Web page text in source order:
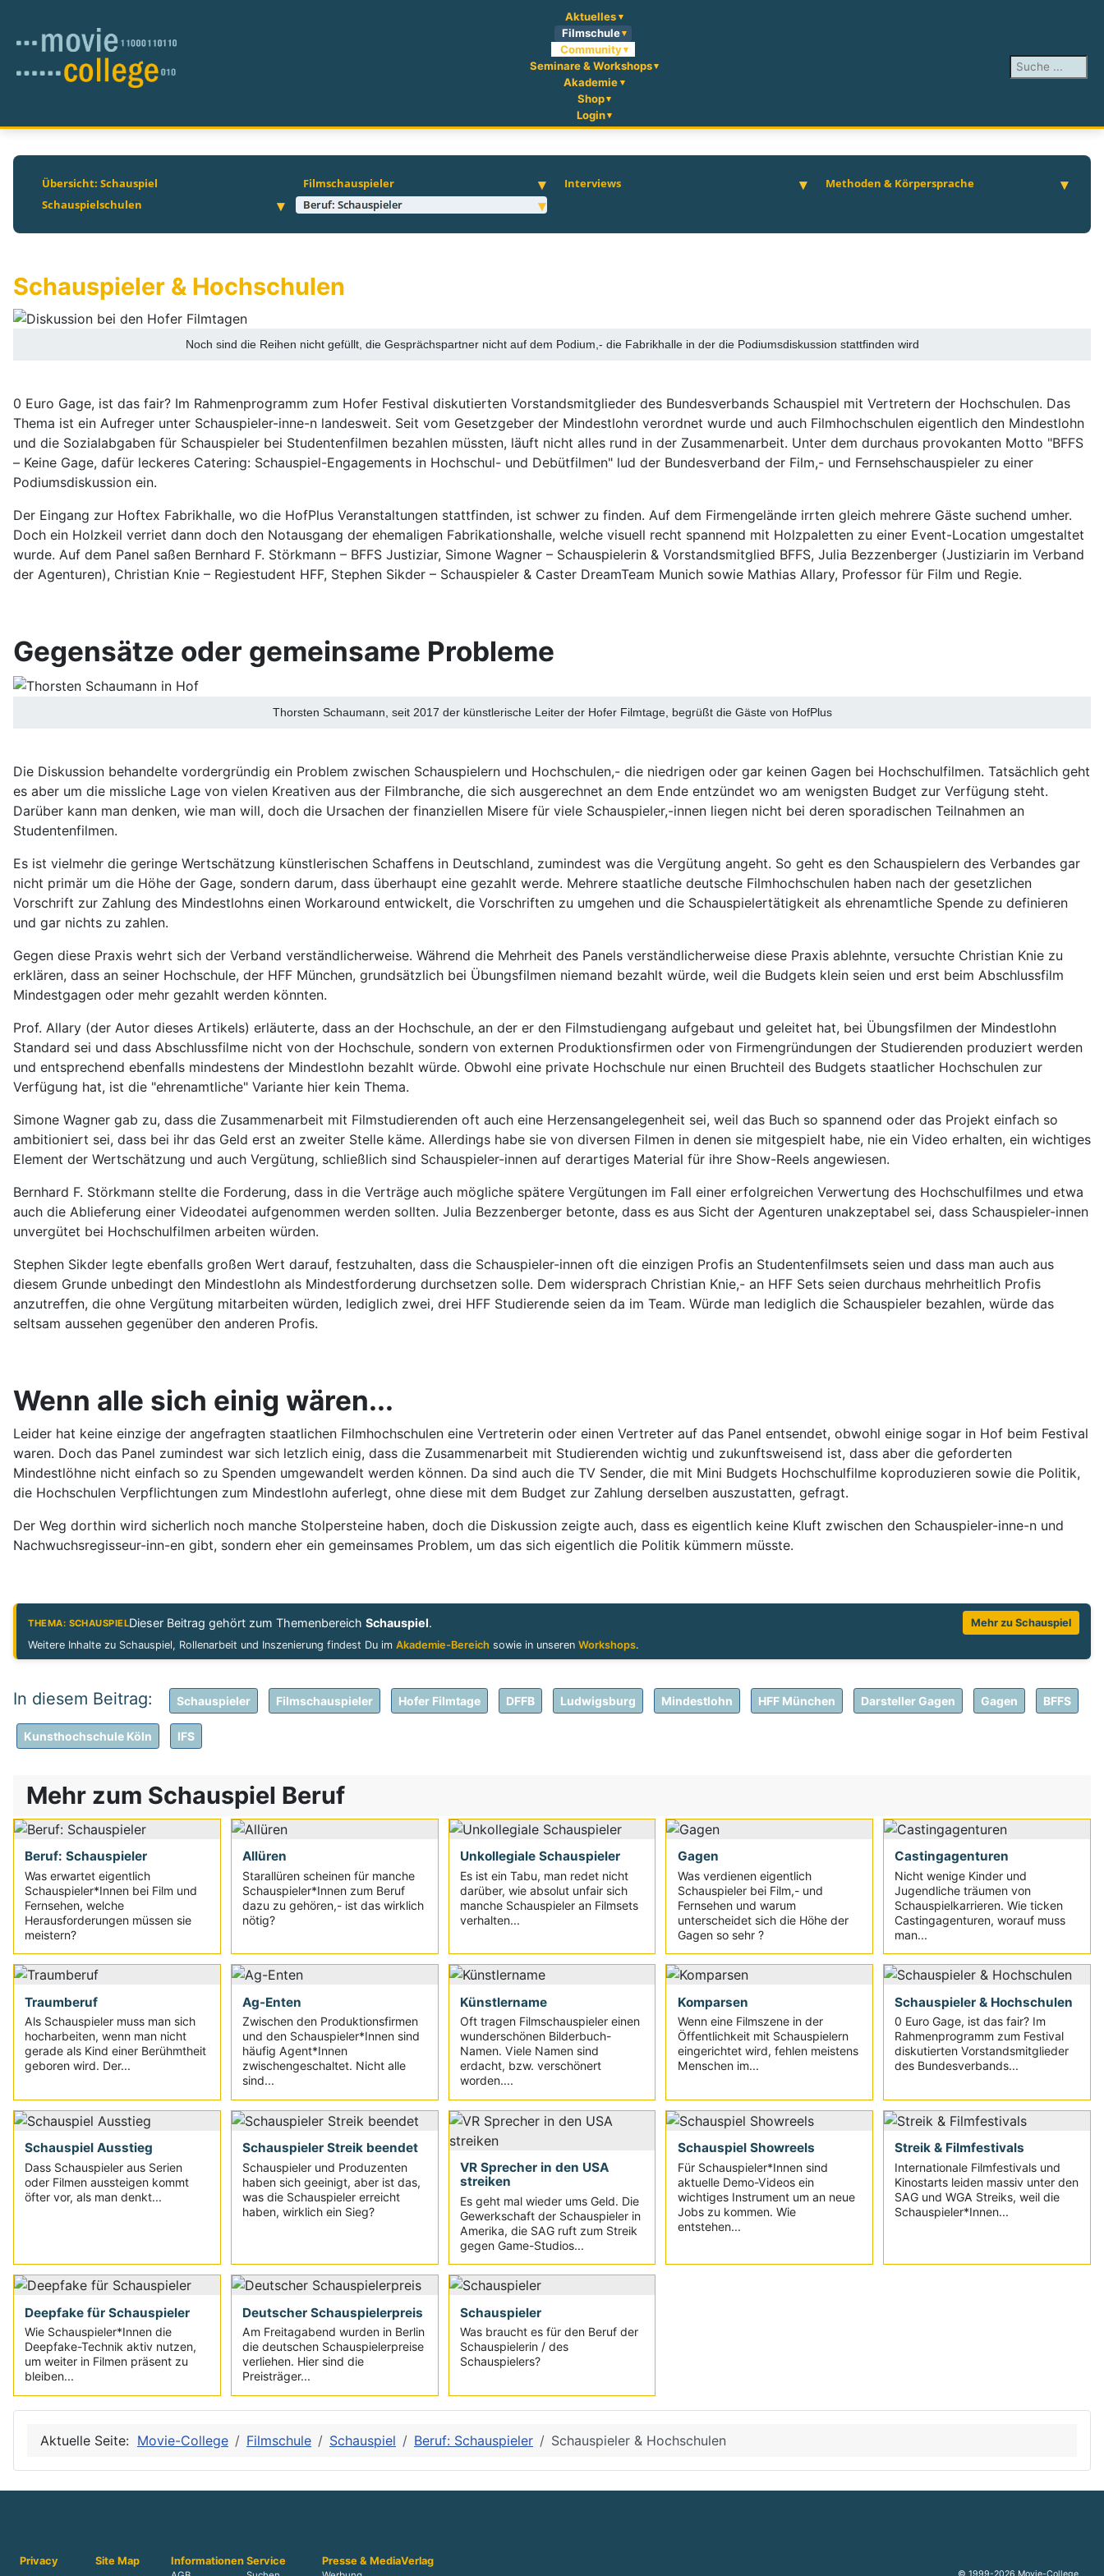
Aktuelles
Filmschule
Community
Seminare & Workshops
Akademie
Shop
Login
Suchen ...
Übersicht: Schauspiel Filmschauspieler Interviews
Methoden & Körpersprache
Schauspielschulen
Beruf: Schauspieler
Schauspieler & Hochschulen
Noch sind die Reihen nicht gefüllt, die Gesprächspartner nicht auf dem Podium,- die Fabrikhalle in der die Podiumsdiskussion stattfinden wird
0 Euro Gage, ist das fair? Im Rahmenprogramm zum Hofer Festival diskutierten Vorstandsmitglieder des Bundesverbands Schauspiel mit Vertretern der Hochschulen. Das
Thema ist ein Aufreger unter Schauspieler-inne-n landesweit. Seit vom Gesetzgeber der Mindestlohn verordnet wurde und auch Filmhochschulen eigentlich den Mindestlohn
und die Sozialabgaben für Schauspieler bei Studentenfilmen bezahlen müssten, läuft nicht alles rund in der Zusammenarbeit. Unter dem durchaus provokanten Motto "BFFS
– Keine Gage, dafür leckeres Catering: Schauspiel-Engagements in Hochschul- und Debütfilmen" lud der Bundesverband der Film,- und Fernsehschauspieler zu einer
Podiumsdiskussion ein.
Der Eingang zur Hoftex Fabrikhalle, wo die HofPlus Veranstaltungen stattfinden, ist schwer zu finden. Auf dem Firmengelände irrten gleich mehrere Gäste suchend umher.
Doch ein Holzkeil verriet dann doch den Notausgang der ehemaligen Fabrikationshalle, welche visuell recht spannend mit Holzpaletten zu einer Event-Location umgestaltet
wurde. Auf dem Panel saßen Bernhard F. Störkmann – BFFS Justiziar, Simone Wagner – Schauspielerin & Vorstandsmitglied BFFS, Julia Bezzenberger (Justiziarin im Verband
der Agenturen), Christian Knie – Regiestudent HFF, Stephen Sikder – Schauspieler & Caster DreamTeam Munich sowie Mathias Allary, Professor für Film und Regie.
Gegensätze oder gemeinsame Probleme
Thorsten Schaumann, seit 2017 der künstlerische Leiter der Hofer Filmtage, begrüßt die Gäste von HofPlus
Die Diskussion behandelte vordergründig ein Problem zwischen Schauspielern und Hochschulen,- die niedrigen oder gar keinen Gagen bei Hochschulfilmen. Tatsächlich geht
es aber um die missliche Lage von vielen Kreativen aus der Filmbranche, die sich ausgerechnet an dem Ende entzündet wo am wenigsten Budget zur Verfügung steht.
Darüber kann man denken, wie man will, doch die Ursachen der finanziellen Misere für viele Schauspieler,-innen liegen nicht bei deren sporadischen Teilnahmen an
Studentenfilmen.
Es ist vielmehr die geringe Wertschätzung künstlerischen Schaffens in Deutschland, zumindest was die Vergütung angeht. So geht es den Schauspielern des Verbandes gar
nicht primär um die Höhe der Gage, sondern darum, dass überhaupt eine gezahlt werde. Mehrere staatliche deutsche Filmhochschulen haben nach der gesetzlichen
Vorschrift zur Zahlung des Mindestlohns einen Workaround entwickelt, die Vorschriften zu umgehen und die Schauspielertätigkeit als ehrenamtliche Spende zu definieren
und gar nichts zu zahlen.
Gegen diese Praxis wehrt sich der Verband verständlicherweise. Während die Mehrheit des Panels verständlicherweise diese Praxis ablehnte, versuchte Christian Knie zu
erklären, dass an seiner Hochschule, der HFF München, grundsätzlich bei Übungsfilmen niemand bezahlt würde, weil die Budgets klein seien und erst beim Abschlussfilm
Mindestgagen oder mehr gezahlt werden könnten.
Prof. Allary (der Autor dieses Artikels) erläuterte, dass an der Hochschule, an der er den Filmstudiengang aufgebaut und geleitet hat, bei Übungsfilmen der Mindestlohn
Standard sei und dass Abschlussfilme nicht von der Hochschule, sondern von externen Produktionsfirmen oder von Firmengründungen der Studierenden produziert werden
und entsprechend ebenfalls mindestens der Mindestlohn bezahlt würde. Obwohl eine private Hochschule nur einen Bruchteil des Budgets staatlicher Hochschulen zur
Verfügung hat, ist die "ehrenamtliche" Variante hier kein Thema.
Simone Wagner gab zu, dass die Zusammenarbeit mit Filmstudierenden oft auch eine Herzensangelegenheit sei, weil das Buch so spannend oder das Projekt einfach so
ambitioniert sei, dass bei ihr das Geld erst an zweiter Stelle käme. Allerdings habe sie von diversen Filmen in denen sie mitgespielt habe, nie ein Video erhalten, ein wichtiges
Element der Wertschätzung und auch Vergütung, schließlich sind Schauspieler-innen auf derartiges Material für ihre Show-Reels angewiesen.
Bernhard F. Störkmann stellte die Forderung, dass in die Verträge auch mögliche spätere Vergütungen im Fall einer erfolgreichen Verwertung des Hochschulfilmes und etwa
auch die Ablieferung einer Videodatei aufgenommen werden sollten. Julia Bezzenberger betonte, dass es aus Sicht der Agenturen unakzeptabel sei, dass Schauspieler-innen
unvergütet bei Hochschulfilmen arbeiten würden.
Stephen Sikder legte ebenfalls großen Wert darauf, festzuhalten, dass die Schauspieler-innen oft die einzigen Profis an Studentenfilmsets seien und dass man auch aus
diesem Grunde unbedingt den Mindestlohn als Mindestforderung durchsetzen solle. Dem widersprach Christian Knie,- an HFF Sets seien durchaus mehrheitlich Profis
anzutreffen, die ohne Vergütung mitarbeiten würden, lediglich zwei, drei HFF Studierende seien da im Team. Würde man lediglich die Schauspieler bezahlen, würde das
seltsam aussehen gegenüber den anderen Profis.
Wenn alle sich einig wären...
Leider hat keine einzige der angefragten staatlichen Filmhochschulen eine Vertreterin oder einen Vertreter auf das Panel entsendet, obwohl einige sogar in Hof beim Festival
waren. Doch das Panel zumindest war sich letzlich einig, dass die Zusammenarbeit mit Studierenden wichtig und zukunftsweisend ist, dass aber die geforderten
Mindestlöhne nicht einfach so zu Spenden umgewandelt werden können. Da sind auch die TV Sender, die mit Mini Budgets Hochschulfilme koproduzieren sowie die Politik,
die Hochschulen Verpflichtungen zum Mindestlohn auferlegt, ohne diese mit dem Budget zur Zahlung derselben auszustatten, gefragt.
Der Weg dorthin wird sicherlich noch manche Stolpersteine haben, doch die Diskussion zeigte auch, dass es eigentlich keine Kluft zwischen den Schauspieler-inne-n und
Nachwuchsregisseur-inn-en gibt, sondern eher ein gemeinsames Problem, um das sich eigentlich die Politik kümmern müsste.
THEMA: SCHAUSPIELDieser Beitrag gehört zum ThemenbereichSchauspiel.
Mehr zu Schauspiel
Weitere Inhalte zu Schauspiel, Rollenarbeit und Inszenierung findest Du imAkademie-Bereich sowie in unserenWorkshops.
Schauspieler Filmschauspieler Hofer Filmtage DFFB Ludwigsburg Mindestlohn HFF München Darsteller Gagen Gagen BFFS
Kunsthochschule Köln IFS
Mehr zum Schauspiel Beruf
Beruf: Schauspieler
Was erwartet eigentlich
Schauspieler*Innen bei Film und
Fernsehen, welche
Herausforderungen müssen sie
meistern?
Allüren
Starallüren scheinen für manche
Schauspieler*Innen zum Beruf
dazu zu gehören,- ist das wirklich
nötig?
Unkollegiale Schauspieler
Es ist ein Tabu, man redet nicht
darüber, wie absolut unfair sich
manche Schauspieler an Filmsets
verhalten...
Gagen
Was verdienen eigentlich
Schauspieler bei Film,- und
Fernsehen und warum
unterscheidet sich die Höhe der
Gagen so sehr ?
Castingagenturen
Nicht wenige Kinder und
Jugendliche träumen von
Schauspielkarrieren. Wie ticken
Castingagenturen, worauf muss
man...
Traumberuf
Als Schauspieler muss man sich
hocharbeiten, wenn man nicht
gerade als Kind einer Berühmtheit
geboren wird. Der...
Ag-Enten
Zwischen den Produktionsfirmen
und den Schauspieler*Innen sind
häufig Agent*Innen
zwischengeschaltet. Nicht alle
sind...
Künstlername
Oft tragen Filmschauspieler einen
wunderschönen Bilderbuch-
Namen. Viele Namen sind
erdacht, bzw. verschönert
worden....
Komparsen
Wenn eine Filmszene in der
Öffentlichkeit mit Schauspielern
eingerichtet wird, fehlen meistens
Menschen im...
Schauspieler & Hochschulen
0 Euro Gage, ist das fair? Im
Rahmenprogramm zum Festival
diskutierten Vorstandsmitglieder
des Bundesverbands...
Schauspiel Ausstieg
Dass Schauspieler aus Serien
oder Filmen aussteigen kommt
öfter vor, als man denkt...
Schauspieler Streik beendet
Schauspieler und Produzenten
haben sich geeinigt, aber ist das,
was die Schauspieler erreicht
haben, wirklich ein Sieg?
VR Sprecher in den USA
streiken
Es geht mal wieder ums Geld. Die
Gewerkschaft der Schauspieler in
Amerika, die SAG ruft zum Streik
gegen Game-Studios...
Schauspiel Showreels
Für Schauspieler*Innen sind
aktuelle Demo-Videos ein
wichtiges Instrument um an neue
Jobs zu kommen. Wie
entstehen...
Streik & Filmfestivals
Internationale Filmfestivals und
Kinostarts leiden massiv unter den
SAG und WGA Streiks, weil die
Schauspieler*Innen...
Deepfake für Schauspieler
Wie Schauspieler*Innen die
Deepfake-Technik aktiv nutzen,
um weiter in Filmen präsent zu
bleiben...
Deutscher Schauspielerpreis
Am Freitagabend wurden in Berlin
die deutschen Schauspielerpreise
verliehen. Hier sind die
Preisträger...
Schauspieler
Was braucht es für den Beruf der
Schauspielerin / des
Schauspielers?
Aktuelle Seite: Movie-College Filmschule Schauspiel Beruf: Schauspieler Schauspieler & Hochschulen
Privacy Site Map Informationen Service Presse & MediaVerlag
© 1999-2026 Movie-College